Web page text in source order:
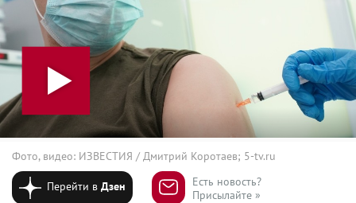
Фото, видео: ИЗВЕСТИЯ / Дмитрий Коротаев; 5-tv.ru
Перейти вДзен
Есть новость?
Присылайте »